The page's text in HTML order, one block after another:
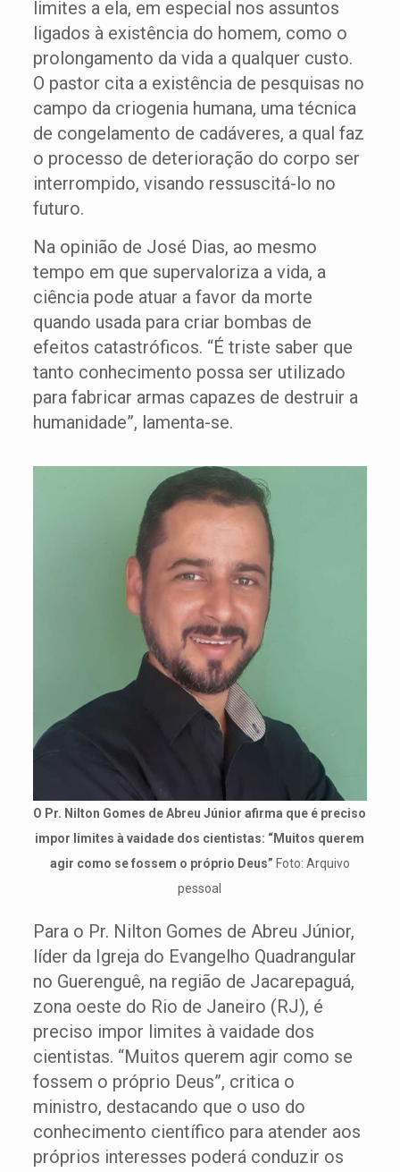
limites a ela, em especial nos assuntos
ligados à existência do homem, como o
prolongamento da vida a qualquer custo.
O pastor cita a existência de pesquisas no
campo da criogenia humana, uma técnica
de congelamento de cadáveres, a qual faz
o processo de deterioração do corpo ser
interrompido, visando ressuscitá-lo no
futuro.
Na opinião de José Dias, ao mesmo
tempo em que supervaloriza a vida, a
ciência pode atuar a favor da morte
quando usada para criar bombas de
efeitos catastróficos. “É triste saber que
tanto conhecimento possa ser utilizado
para fabricar armas capazes de destruir a
humanidade”, lamenta-se.
O Pr. Nilton Gomes de Abreu Júnior afirma que é preciso
impor limites à vaidade dos cientistas: “Muitos querem
agir como se fossem o próprio Deus” Foto: Arquivo
pessoal
Para o Pr. Nilton Gomes de Abreu Júnior,
líder da Igreja do Evangelho Quadrangular
no Guerenguê, na região de Jacarepaguá,
zona oeste do Rio de Janeiro (RJ), é
preciso impor limites à vaidade dos
cientistas. “Muitos querem agir como se
fossem o próprio Deus”, critica o
ministro, destacando que o uso do
conhecimento científico para atender aos
próprios interesses poderá conduzir os